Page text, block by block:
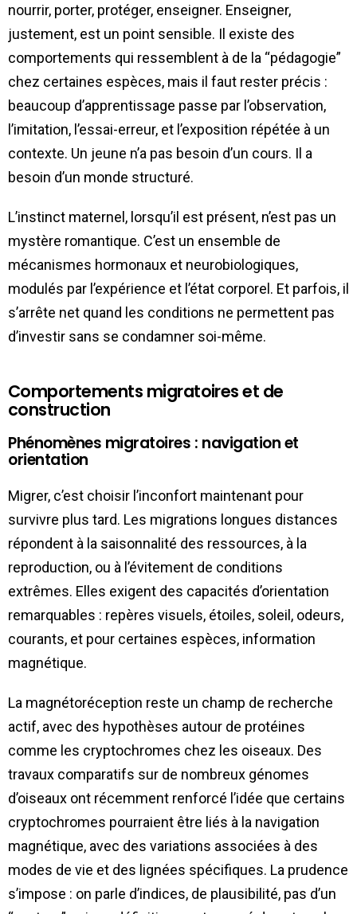
nourrir, porter, protéger, enseigner. Enseigner,
justement, est un point sensible. Il existe des
comportements qui ressemblent à de la “pédagogie”
chez certaines espèces, mais il faut rester précis :
beaucoup d’apprentissage passe par l’observation,
l’imitation, l’essai-erreur, et l’exposition répétée à un
contexte. Un jeune n’a pas besoin d’un cours. Il a
besoin d’un monde structuré.
L’instinct maternel, lorsqu’il est présent, n’est pas un
mystère romantique. C’est un ensemble de
mécanismes hormonaux et neurobiologiques,
modulés par l’expérience et l’état corporel. Et parfois, il
s’arrête net quand les conditions ne permettent pas
d’investir sans se condamner soi-même.
Comportements migratoires et de
construction
Phénomènes migratoires : navigation et
orientation
Migrer, c’est choisir l’inconfort maintenant pour
survivre plus tard. Les migrations longues distances
répondent à la saisonnalité des ressources, à la
reproduction, ou à l’évitement de conditions
extrêmes. Elles exigent des capacités d’orientation
remarquables : repères visuels, étoiles, soleil, odeurs,
courants, et pour certaines espèces, information
magnétique.
La magnétoréception reste un champ de recherche
actif, avec des hypothèses autour de protéines
comme les cryptochromes chez les oiseaux. Des
travaux comparatifs sur de nombreux génomes
d’oiseaux ont récemment renforcé l’idée que certains
cryptochromes pourraient être liés à la navigation
magnétique, avec des variations associées à des
modes de vie et des lignées spécifiques. La prudence
s’impose : on parle d’indices, de plausibilité, pas d’un